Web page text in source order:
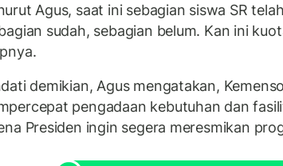
Agus, saat ini sebagian siswa SR
sudah, sebagian belum. Kan ini
demikian, Agus mengatakan,
pengadaan kebutuhan dan
Presiden ingin segera meresmikan